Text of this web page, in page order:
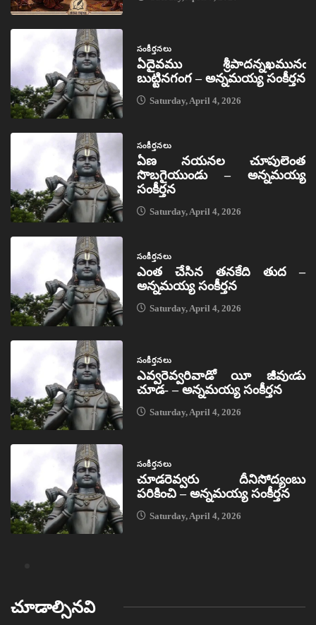
సంకీర్తనలు
ఏదైవము శ్రీపాదన్నఖమునఁ
బుట్టినగంగ – అన్నమయ్య సంకీర్తన
Saturday, April 4, 2026
సంకీర్తనలు
ఏణ నయనల చూపులెంత
సొబగైయుండు – అన్నమయ్య
సంకీర్తన
Saturday, April 4, 2026
సంకీర్తనలు
ఎంత చేసిన తనకేది తుద –
అన్నమయ్య సంకీర్తన
Saturday, April 4, 2026
సంకీర్తనలు
ఎవ్వరెవ్వరివాడో యీ జీవుఁడు
చూడ- – అన్నమయ్య సంకీర్తన
Saturday, April 4, 2026
సంకీర్తనలు
చూడరెవ్వరు దీనిసోద్యంబు
పరికించి – అన్నమయ్య సంకీర్తన
Saturday, April 4, 2026
చూడాల్సినవి